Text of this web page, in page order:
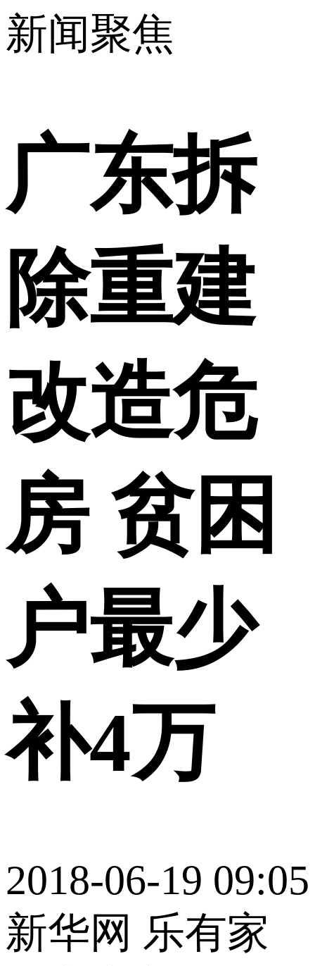
新闻聚焦
广东拆
除重建
改造危
房 贫困
户最少
补4万
2018-06-19 09:05
新华网 乐有家